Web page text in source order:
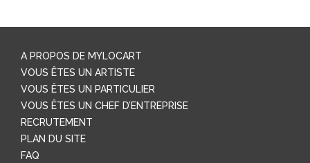
A PROPOS DE MYLOCART
VOUS ÊTES UN ARTISTE
VOUS ÊTES UN PARTICULIER
VOUS ÊTES UN CHEF D’ENTREPRISE
RECRUTEMENT
PLAN DU SITE
FAQ